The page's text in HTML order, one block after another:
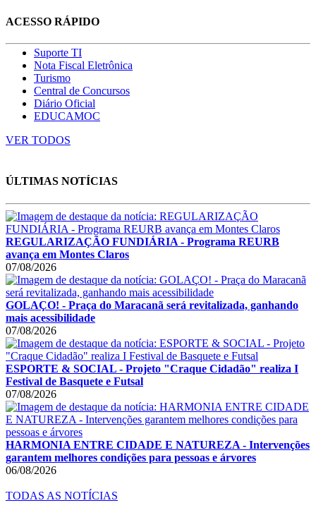
ACESSO RÁPIDO
Suporte TI
Nota Fiscal Eletrônica
Turismo
Central de Concursos
Diário Oficial
EDUCAMOC
VER TODOS
ÚLTIMAS NOTÍCIAS
REGULARIZAÇÃO FUNDIÁRIA - Programa REURB
avança em Montes Claros
07/08/2026
GOLAÇO! - Praça do Maracanã será revitalizada, ganhando
mais acessibilidade
07/08/2026
ESPORTE & SOCIAL - Projeto "Craque Cidadão" realiza I
Festival de Basquete e Futsal
07/08/2026
HARMONIA ENTRE CIDADE E NATUREZA - Intervenções
garantem melhores condições para pessoas e árvores
06/08/2026
TODAS AS NOTÍCIAS